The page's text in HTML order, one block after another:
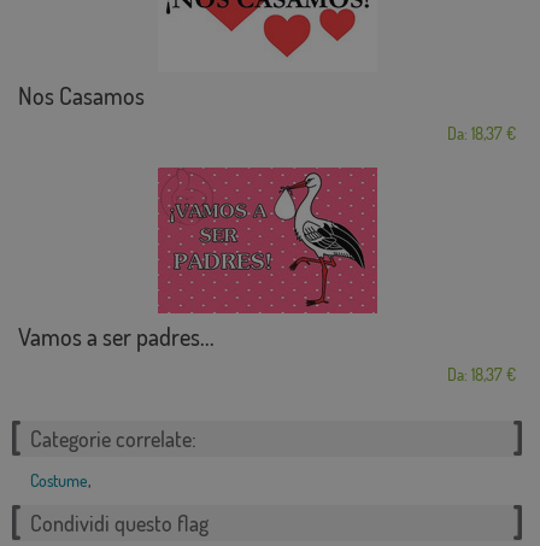
Nos Casamos
Da: 18,37 €
Vamos a ser padres...
Da: 18,37 €
Categorie correlate:
Costume,
Condividi questo flag